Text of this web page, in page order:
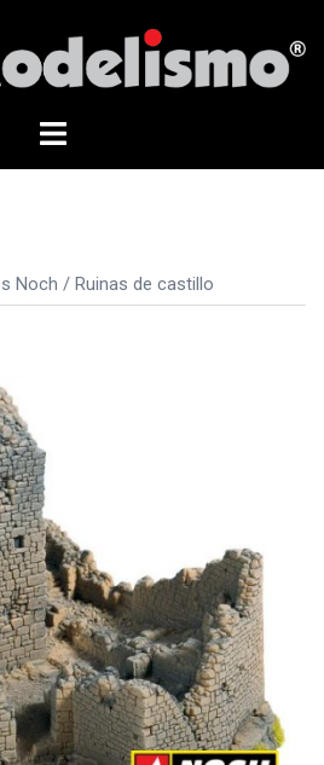
Alternar
Noch / Ruinas de castillo